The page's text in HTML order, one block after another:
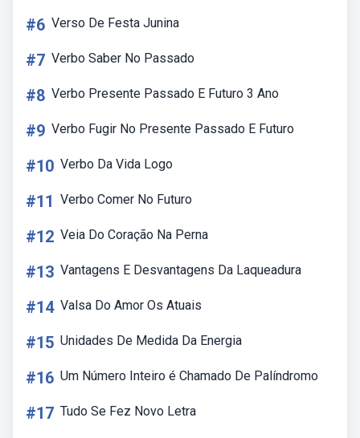
#6 Verso De Festa Junina
#7 Verbo Saber No Passado
#8 Verbo Presente Passado E Futuro 3 Ano
#9 Verbo Fugir No Presente Passado E Futuro
#10 Verbo Da Vida Logo
#11 Verbo Comer No Futuro
#12 Veia Do Coração Na Perna
#13 Vantagens E Desvantagens Da Laqueadura
#14 Valsa Do Amor Os Atuais
#15 Unidades De Medida Da Energia
#16 Um Número Inteiro é Chamado De Palíndromo
#17 Tudo Se Fez Novo Letra